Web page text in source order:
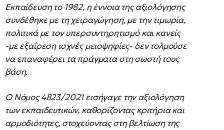
Εκπαίδευση το 1982, η έννοια της αξιολόγησης
συνδέθηκε με τη χειραγώγηση, με την τιμωρία,
πολιτικά με τον υπερσυντηρητισμό και κανείς
-με εξαίρεση ισχνές μειοψηφίες- δεν τολμούσε
να επαναφέρει τα πράγματα στη σωστή τους
βάση.
Ο Νόμος 4823/2021 εισήγαγε την αξιολόγηση
των εκπαιδευτικών, καθορίζοντας κριτήρια και
αρμοδιότητες, στοχεύοντας στη βελτίωση της